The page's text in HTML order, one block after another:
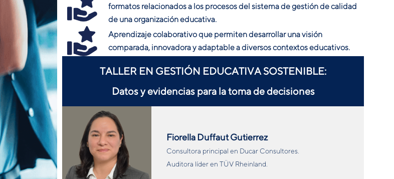
formatos relacionados a los procesos del sistema de gestión de calidad
de una organización educativa.
Aprendizaje colaborativo que permiten desarrollar una visión
comparada, innovadora y adaptable a diversos contextos educativos.
TALLER EN GESTIÓN EDUCATIVA SOSTENIBLE:
Datos y evidencias para la toma de decisiones
Fiorella Duffaut Gutierrez
Consultora principal en Ducar Consultores.
Auditora líder en TÜV Rheinland.